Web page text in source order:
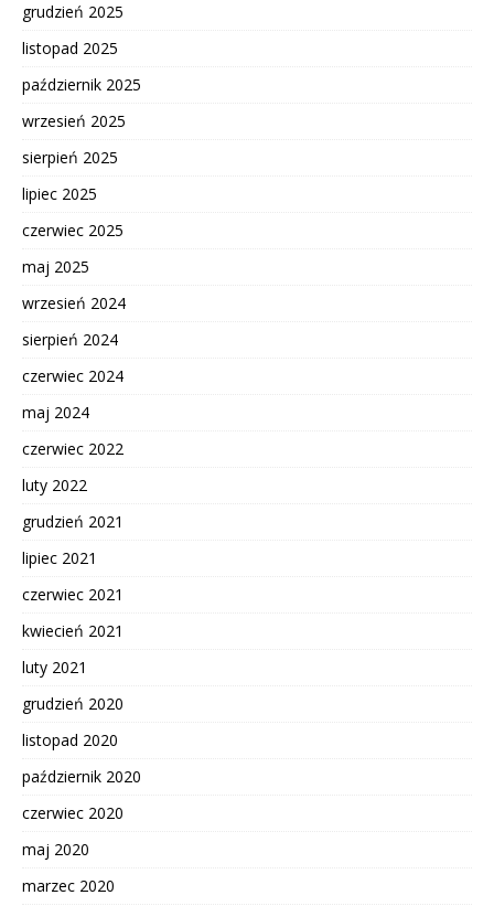
grudzień 2025
listopad 2025
październik 2025
wrzesień 2025
sierpień 2025
lipiec 2025
czerwiec 2025
maj 2025
wrzesień 2024
sierpień 2024
czerwiec 2024
maj 2024
czerwiec 2022
luty 2022
grudzień 2021
lipiec 2021
czerwiec 2021
kwiecień 2021
luty 2021
grudzień 2020
listopad 2020
październik 2020
czerwiec 2020
maj 2020
marzec 2020